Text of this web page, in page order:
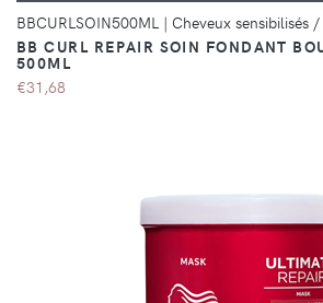
BBCURLSOIN500ML | Cheveux sensibilisés /
BB CURL REPAIR SOIN FONDANT
500ML
€31,68
DÉTAILS